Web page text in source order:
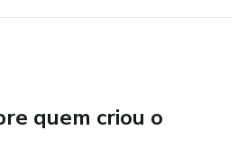
bora que é sucesso!
quem criou o